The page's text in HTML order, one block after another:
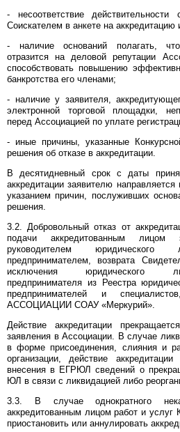
- несоответствие действительности
Соискателем в анкете на аккредитацию
- наличие оснований полагать, что
отразится на деловой репутации
способствовать повышению
банкротства его членами;
- наличие у заявителя,
электронной торговой площадки,
перед Ассоциацией по уплате
- иные причины, указанные
решения об отказе в аккредитации.
В десятидневный срок с даты
аккредитации заявителю
указанием причин, послуживших
решения.
3.2. Добровольный отказ от
подачи аккредитованным лицом
руководителем юридического
предпринимателем, возврата
исключения юридического
предпринимателя из Реестра
предпринимателей и
АССОЦИАЦИИ СОАУ «Меркурий».
Действие аккредитации
заявления в Ассоциации. В случае
в форме присоединения, слияния и
организации, действие
внесения в ЕГРЮЛ сведений о
ЮЛ в связи с ликвидацией либо
3.3. В случае однократного
аккредитованным лицом работ и услуг
приостановить или аннулировать